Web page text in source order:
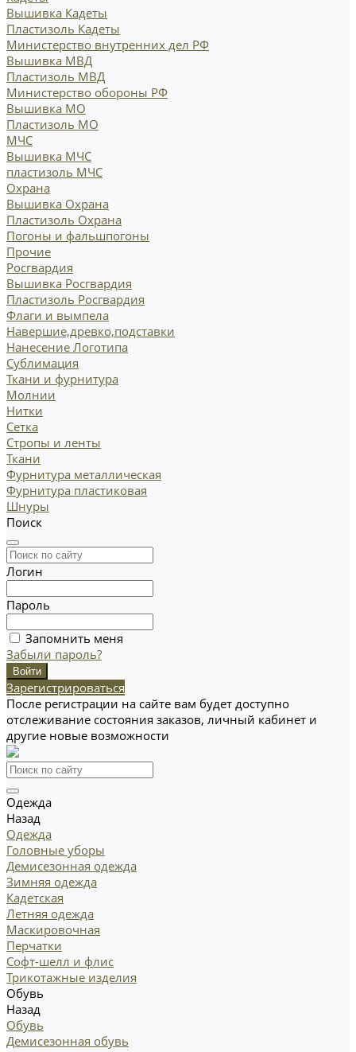
Вышивка Кадеты
Пластизоль Кадеты
Министерство внутренних дел РФ
Вышивка МВД
Пластизоль МВД
Министерство обороны РФ
Вышивка МО
Пластизоль МО
МЧС
Вышивка МЧС
пластизоль МЧС
Охрана
Вышивка Охрана
Пластизоль Охрана
Погоны и фальшпогоны
Прочие
Росгвардия
Вышивка Росгвардия
Пластизоль Росгвардия
Флаги и вымпела
Навершие,древко,подставки
Нанесение Логотипа
Сублимация
Ткани и фурнитура
Молнии
Нитки
Сетка
Стропы и ленты
Ткани
Фурнитура металлическая
Фурнитура пластиковая
Шнуры
Поиск
Логин
Пароль
Запомнить меня
Забыли пароль?
Зарегистрироваться
После регистрации на сайте вам будет доступно
отслеживание состояния заказов, личный кабинет и
другие новые возможности
Одежда
Назад
Одежда
Головные уборы
Демисезонная одежда
Зимняя одежда
Кадетская
Летняя одежда
Маскировочная
Перчатки
Софт-шелл и флис
Трикотажные изделия
Обувь
Назад
Обувь
Демисезонная обувь